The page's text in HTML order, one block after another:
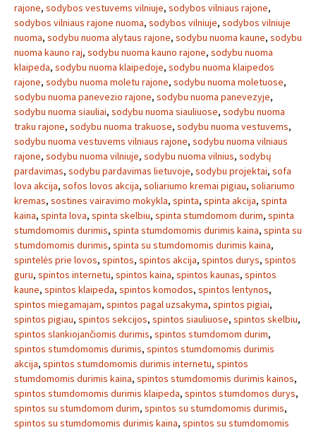
rajone, sodybos vestuvems vilniuje, sodybos vilniaus rajone,
sodybos vilniaus rajone nuoma, sodybos vilniuje, sodybos vilniuje
nuoma, sodybu nuoma alytaus rajone, sodybu nuoma kaune, sodybu
nuoma kauno raj, sodybu nuoma kauno rajone, sodybu nuoma
klaipeda, sodybu nuoma klaipedoje, sodybu nuoma klaipedos
rajone, sodybu nuoma moletu rajone, sodybu nuoma moletuose,
sodybu nuoma panevezio rajone, sodybu nuoma panevezyje,
sodybu nuoma siauliai, sodybu nuoma siauliuose, sodybu nuoma
traku rajone, sodybu nuoma trakuose, sodybu nuoma vestuvems,
sodybu nuoma vestuvems vilniaus rajone, sodybu nuoma vilniaus
rajone, sodybu nuoma vilniuje, sodybu nuoma vilnius, sodybų
pardavimas, sodybu pardavimas lietuvoje, sodybu projektai, sofa
lova akcija, sofos lovos akcija, soliariumo kremai pigiau, soliariumo
kremas, sostines vairavimo mokykla, spinta, spinta akcija, spinta
kaina, spinta lova, spinta skelbiu, spinta stumdomom durim, spinta
stumdomomis durimis, spinta stumdomomis durimis kaina, spinta su
stumdomomis durimis, spinta su stumdomomis durimis kaina,
spintelės prie lovos, spintos, spintos akcija, spintos durys, spintos
guru, spintos internetu, spintos kaina, spintos kaunas, spintos
kaune, spintos klaipeda, spintos komodos, spintos lentynos,
spintos miegamajam, spintos pagal uzsakyma, spintos pigiai,
spintos pigiau, spintos sekcijos, spintos siauliuose, spintos skelbiu,
spintos slankiojančiomis durimis, spintos stumdomom durim,
spintos stumdomomis durimis, spintos stumdomomis durimis
akcija, spintos stumdomomis durimis internetu, spintos
stumdomomis durimis kaina, spintos stumdomomis durimis kainos,
spintos stumdomomis durimis klaipeda, spintos stumdomos durys,
spintos su stumdomom durim, spintos su stumdomomis durimis,
spintos su stumdomomis durimis kaina, spintos su stumdomomis